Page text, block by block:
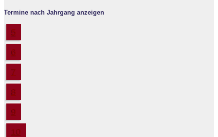
Termine nach Jahrgang anzeigen
5
6
7
8
9
10